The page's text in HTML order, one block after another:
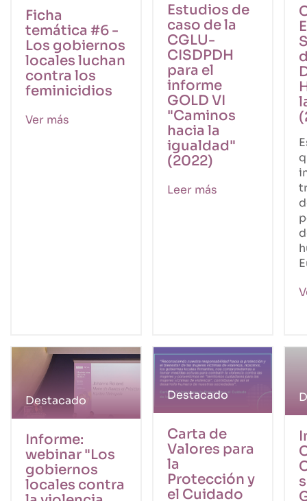
Ficha
temática #6 -
Los gobiernos
locales luchan
contra los
feminicidios
Ver más
Estudios de
caso de la
CGLU-
CISDPDH
para el
informe
GOLD VI
"Caminos
hacia la
igualdad"
(2022)
Leer más
Destacado
Informe:
webinar "Los
gobiernos
locales contra
Destacado
Carta de
Valores para
la
Protección y
el Cuidado